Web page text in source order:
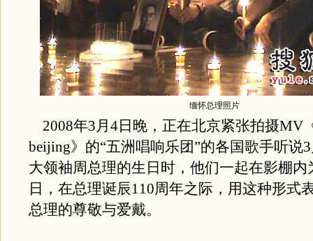
缅怀总理照片
2008年3月4日晚，正在北京紧张拍摄MV
beijing》的“五洲唱响乐团”的各国歌手听说
大领袖周总理的生日时，他们一起在影棚内
日，在总理诞辰110周年之际，用这种形式
总理的尊敬与爱戴。